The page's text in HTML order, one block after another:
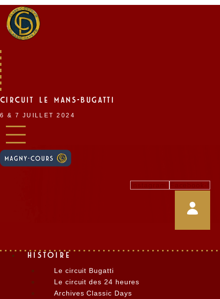
Skip
content
CIRCUIT LE MANS-BUGATTI
6 & 7 JUILLET 2024
HISTOIRE
Le circuit Bugatti
Le circuit des 24 heures
Archives Classic Days